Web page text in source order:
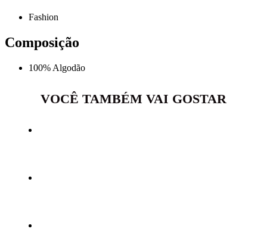
Fashion
Composição
100% Algodão
VOCÊ TAMBÉM VAI GOSTAR